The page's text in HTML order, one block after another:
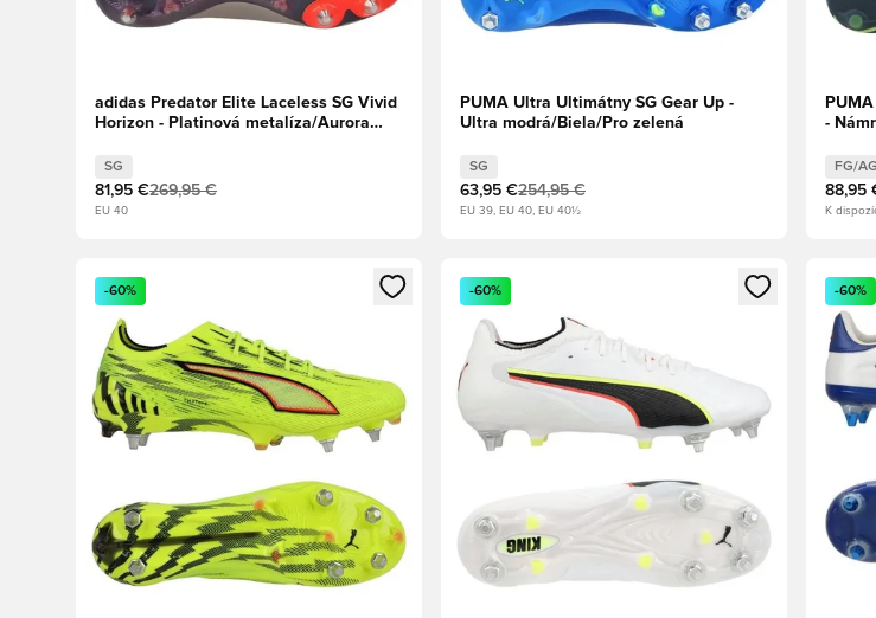
adidas Predator Elite Laceless SG Vivid
Horizon - Platinová metalíza/Aurora
SG
81,95 €269,95 €
EU 40
PUMA Ultra Ultimátny SG Gear Up -
Ultra modrá/Biela/Pro zelená
SG
63,95 €254,95 €
EU 39, EU 40, EU 40½
-
FG/AG
88,95
K
Otvorí modál na prihlásenie alebo registráciu ako člen
-60%
Otvorí modál na prihlásenie alebo registráciu ako
-60%
Otvorí
-60%